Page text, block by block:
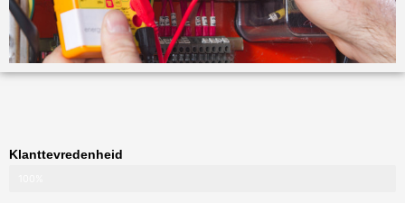
Klanttevredenheid